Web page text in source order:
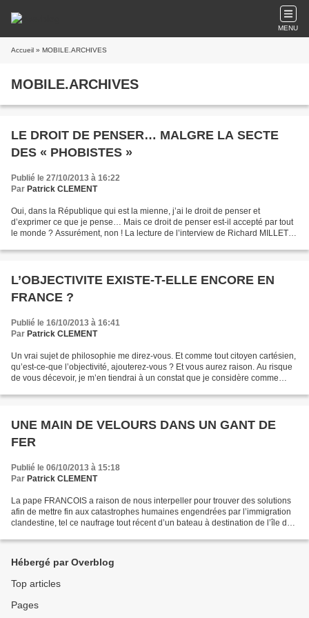
MENU
Accueil » MOBILE.ARCHIVES
MOBILE.ARCHIVES
LE DROIT DE PENSER… MALGRE LA SECTE
DES « PHOBISTES »
Publié le 27/10/2013 à 16:22
Par Patrick CLEMENT
Oui, dans la République qui est la mienne, j’ai le droit de penser et
d’exprimer ce que je pense… Mais ce droit de penser est-il accepté par tout
le monde ? Assurément, non ! La lecture de l’interview de Richard MILLET
L’OBJECTIVITE EXISTE-T-ELLE ENCORE EN
FRANCE ?
Publié le 16/10/2013 à 16:41
Par Patrick CLEMENT
Un vrai sujet de philosophie me direz-vous. Et comme tout citoyen cartésien,
qu’est-ce-que l’objectivité, ajouterez-vous ? Et vous aurez raison. Au risque
de vous décevoir, je m’en tiendrai à un constat que je considère comme
UNE MAIN DE VELOURS DANS UN GANT DE
FER
Publié le 06/10/2013 à 15:18
Par Patrick CLEMENT
La pape FRANCOIS a raison de nous interpeller pour trouver des solutions
afin de mettre fin aux catastrophes humaines engendrées par l’immigration
clandestine, tel ce naufrage tout récent d’un bateau à destination de l’île de
Hébergé par Overblog
Top articles
Pages